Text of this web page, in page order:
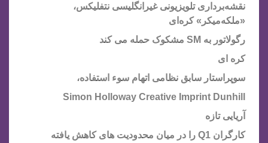
نقشه‌برداری تلویزیونی غیرانگلیسی نتفلیکس،
«ملکه‌میکر» کره‌ای
رگولاتور به SM مشکوک حمله می کند
کره ای
سوپراستار سابق نظامی اتهام سوء استفاده،
Simon Holloway Creative Imprint Dunhill
آریایی تازه
کارگران Q1 را در میان محدودیت های کاهش یافته